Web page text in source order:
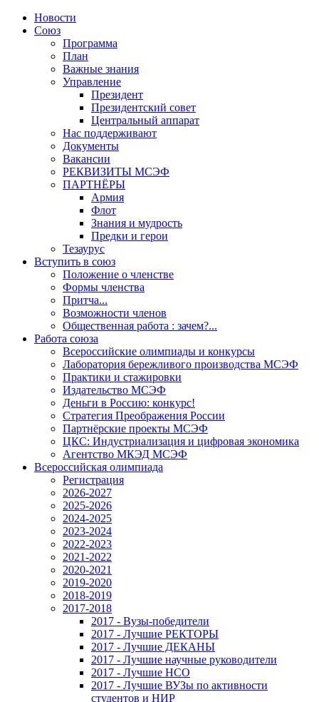
Новости
Союз
Программа
План
Важные знания
Управление
Президент
Президентский совет
Центральный аппарат
Нас поддерживают
Документы
Вакансии
РЕКВИЗИТЫ МСЭФ
ПАРТНЁРЫ
Армия
Флот
Знания и мудрость
Предки и герои
Тезаурус
Вступить в союз
Положение о членстве
Формы членства
Притча...
Возможности членов
Общественная работа : зачем?...
Работа союза
Всероссийские олимпиады и конкурсы
Лаборатория бережливого производства МСЭФ
Практики и стажировки
Издательство МСЭФ
Деньги в Россию: конкурс!
Стратегия Преображения России
Партнёрские проекты МСЭФ
ЦКС: Индустриализация и цифровая экономика
Агентство МКЭД МСЭФ
Всероссийская олимпиада
Регистрация
2026-2027
2025-2026
2024-2025
2023-2024
2022-2023
2021-2022
2020-2021
2019-2020
2018-2019
2017-2018
2017 - Вузы-победители
2017 - Лучшие РЕКТОРЫ
2017 - Лучшие ДЕКАНЫ
2017 - Лучшие научные руководители
2017 - Лучшие НСО
2017 - Лучшие ВУЗы по активности
студентов и НИР